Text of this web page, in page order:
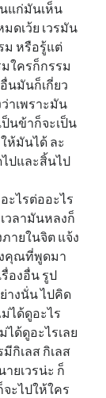
แก่มันเห็น
ดเว้ย เวรมัน
ม หรือรู้แต่
มใครก็กรรม
นมันก็เกี่ยว
าเพราะมัน
นข้าก็จะเป็น
ห้มันได้ ละ
ปและสิ้นไป
ะไรต่ออะไร
วลามันหลงก็
ายในจิต แจ้ง
คุณที่พูดมา
องอื่น รูป
างนั่น ไปคิด
ได้ดูอะไร
ได้ดูอะไรเลย
กิเลส กิเลส
ยเวรน่ะ ก็
จะไปให้ใคร